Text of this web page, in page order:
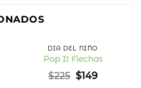
DÍA DEL NIÑO
Pop It Flechas
$225 El
$149El